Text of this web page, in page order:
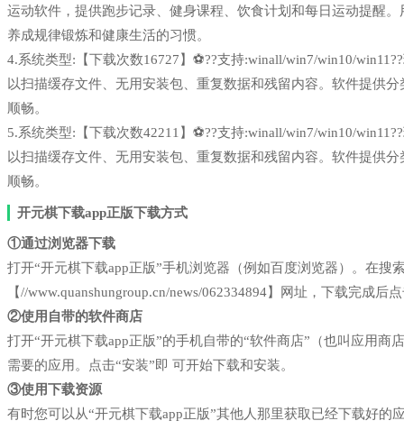
运动软件，提供跑步记录、健身课程、饮食计划和每日运动提醒
养成规律锻炼和健康生活的习惯。
4.系统类型:【下载次数16727】⚽??支持:winall/win7/win10/
以扫描缓存文件、无用安装包、重复数据和残留内容。软件提供
顺畅。
5.系统类型:【下载次数42211】⚽??支持:winall/win7/win10/
以扫描缓存文件、无用安装包、重复数据和残留内容。软件提供
顺畅。
开元棋下载app正版下载方式
①通过浏览器下载
打开“开元棋下载app正版”手机浏览器（例如百度浏览器）。在搜
【//www.quanshungroup.cn/news/062334894】网址，下载完成后
②使用自带的软件商店
打开“开元棋下载app正版”的手机自带的“软件商店”（也叫应用
需要的应用。点击“安装”即 可开始下载和安装。
③使用下载资源
有时您可以从“开元棋下载app正版”其他人那里获取已经下载好